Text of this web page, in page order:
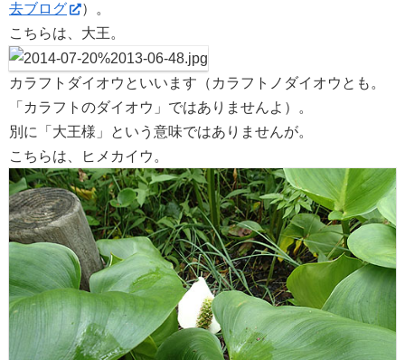
去ブログ
）。
こちらは、大王。
カラフトダイオウといいます（カラフトノダイオウとも。
「カラフトのダイオウ」ではありませんよ）。
別に「大王様」という意味ではありませんが。
こちらは、ヒメカイウ。